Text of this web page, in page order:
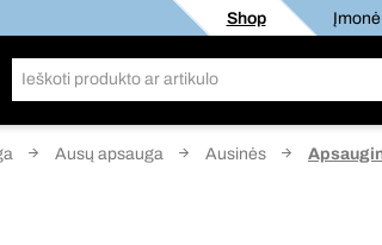
Shop Įmonė
Ausų apsauga Ausinės